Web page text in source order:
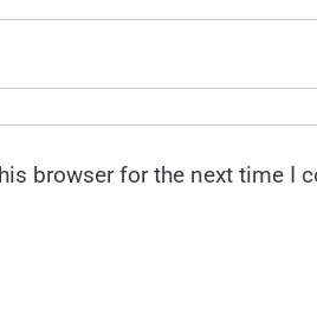
browser for the next time I